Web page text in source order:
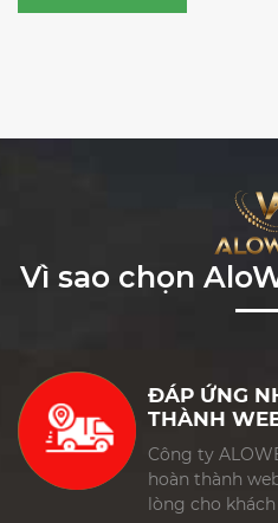
Vì sao chọn
ĐÁP ỨNG
THÀNH
Công ty
hoàn thành
lòng cho